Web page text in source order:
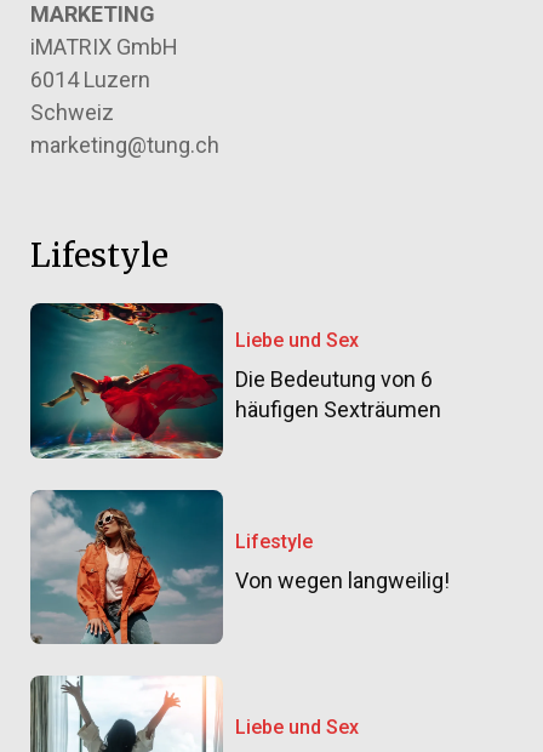
MARKETING
iMATRIX GmbH
6014 Luzern
Schweiz
marketing@tung.ch
Lifestyle
Liebe und Sex
Die Bedeutung von 6
häufigen Sexträumen
Lifestyle
Von wegen langweilig!
Liebe und Sex